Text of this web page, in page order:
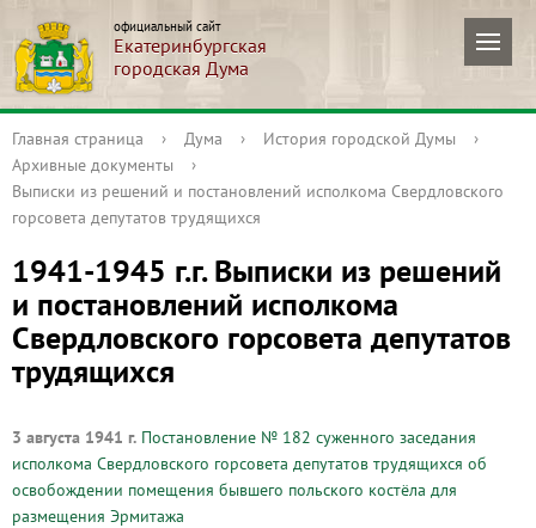
официальный сайт
Екатеринбургская
городская Дума
Главная страница › Дума › История городской Думы
›
Архивные документы
›
Выписки из решений и постановлений исполкома Свердловского
горсовета депутатов трудящихся
1941-1945 г.г. Выписки из решений
и постановлений исполкома
Свердловского горсовета депутатов
трудящихся
3 августа 1941 г. Постановление № 182 суженного заседания
исполкома Свердловского горсовета депутатов трудящихся об
освобождении помещения бывшего польского костёла для
размещения Эрмитажа